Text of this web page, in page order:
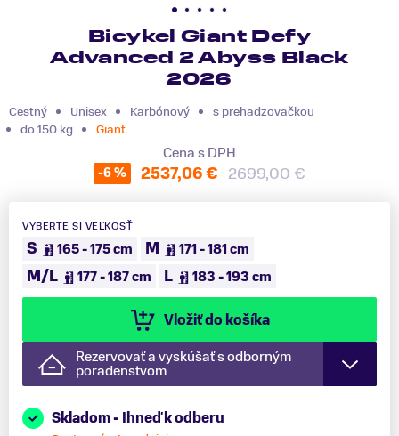
Bicykel Giant Defy
Advanced 2 Abyss Black
2026
Cestný Unisex Karbónový
s prehadzovačkou
do 150 kg
Giant
Cena s DPH
-6 % 2537,06 € 2699,00 €
VYBERTE SI VEĽKOSŤ
S 165 - 175 cm M 171 - 181 cm
M/L 177 - 187 cm L 183 - 193 cm
Vložiť do košíka
Rezervovať a vyskúšať s odborným
poradenstvom
Skladom - Ihneď k odberu